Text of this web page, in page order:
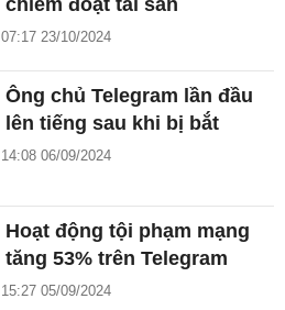
07:17 23/10/2024
Ông chủ Telegram lần đầu
lên tiếng sau khi bị bắt
14:08 06/09/2024
Hoạt động tội phạm mạng
tăng 53% trên Telegram
15:27 05/09/2024